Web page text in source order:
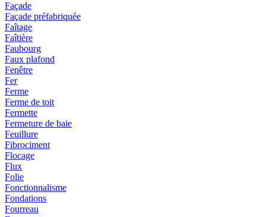
Façade
Façade préfabriquée
Faîtage
Faîtière
Faubourg
Faux plafond
Fenêtre
Fer
Ferme
Ferme de toit
Fermette
Fermeture de baie
Feuillure
Fibrociment
Flocage
Flux
Folie
Fonctionnalisme
Fondations
Fourreau